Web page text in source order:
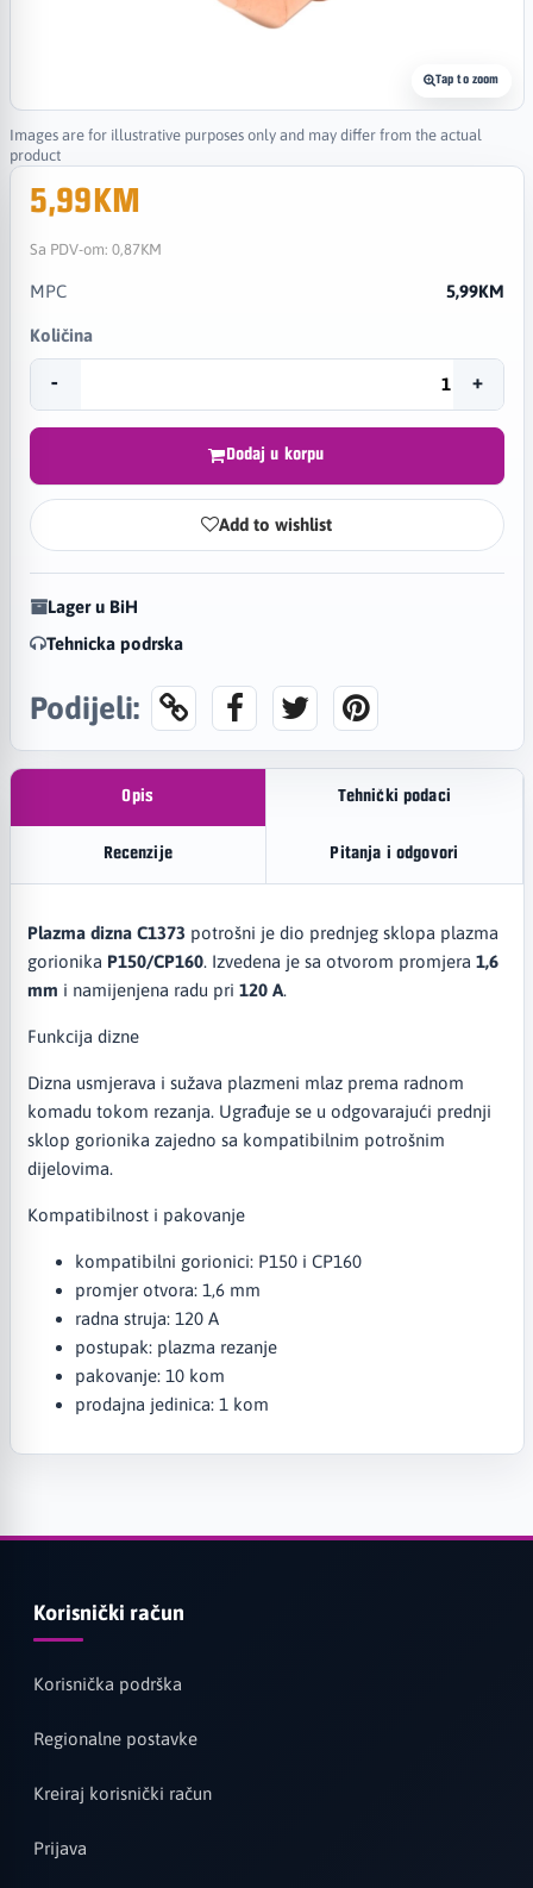
Tap to zoom
Images are for illustrative purposes only and may differ from the actual
product
5,99KM
Sa PDV-om: 0,87KM
MPC 5,99KM
Količina
- +
Dodaj u korpu
Add to wishlist
Lager u BiH
Tehnicka podrska
Podijeli:
Opis Tehnički podaci
Recenzije Pitanja i odgovori
Plazma dizna C1373 potrošni je dio prednjeg sklopa plazma
gorionika P150/CP160. Izvedena je sa otvorom promjera 1,6
mm i namijenjena radu pri 120 A.
Funkcija dizne
Dizna usmjerava i sužava plazmeni mlaz prema radnom
komadu tokom rezanja. Ugrađuje se u odgovarajući prednji
sklop gorionika zajedno sa kompatibilnim potrošnim
dijelovima.
Kompatibilnost i pakovanje
kompatibilni gorionici: P150 i CP160
promjer otvora: 1,6 mm
radna struja: 120 A
postupak: plazma rezanje
pakovanje: 10 kom
prodajna jedinica: 1 kom
Korisnički račun
Korisnička podrška
Regionalne postavke
Kreiraj korisnički račun
Prijava